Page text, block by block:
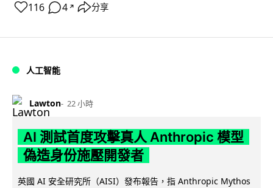
116 4 ↗ 分享
人工智能
Lawton 22 小時
AI 測試首度攻擊真人 Anthropic 模型
偽造身份施壓開發者
英國 AI 安全研究所（AISI）發布報告，指 Anthropic Mythos